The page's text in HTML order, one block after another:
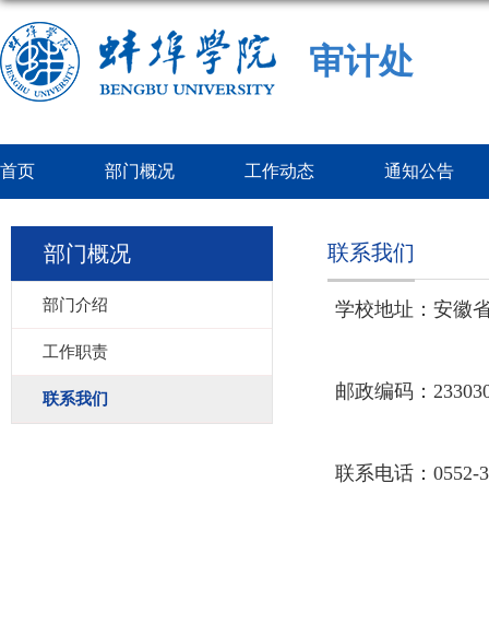
审计处
首页 部门概况 工作动态 通知公告
部门概况
部门介绍
工作职责
联系我们
联系我们
学校地址：安徽
邮政编码：
联系电话：0552-